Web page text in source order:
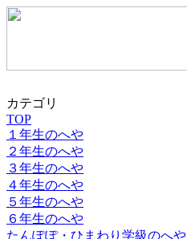
カテゴリ
TOP
１年生のへや
２年生のへや
３年生のへや
４年生のへや
５年生のへや
６年生のへや
たんぽぽ・ひまわり学級のへや